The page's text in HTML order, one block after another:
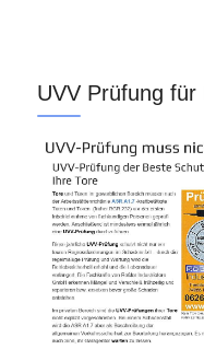
UVV Prüfung für